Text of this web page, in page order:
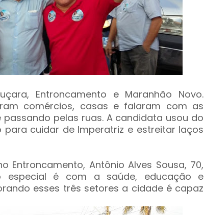
Entroncamento e Maranhão Novo.
comércios, casas e falaram com as
pelas ruas. A candidata usou do
cuidar de Imperatriz e estreitar laços
Entroncamento, Antônio Alves Sousa, 70,
especial é com a saúde, educação e
esses três setores a cidade é capaz